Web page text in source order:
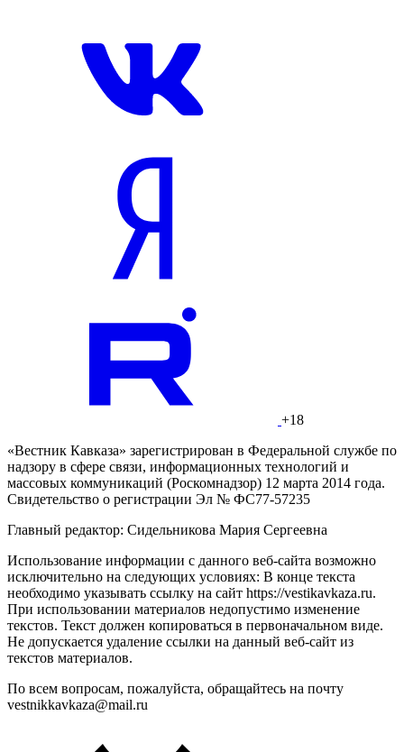
+18
«Вестник Кавказа» зарегистрирован в Федеральной службе по
надзору в сфере связи, информационных технологий и
массовых коммуникаций (Роскомнадзор) 12 марта 2014 года.
Свидетельство о регистрации Эл № ФС77-57235
Главный редактор: Сидельникова Мария Сергеевна
Использование информации с данного веб-сайта возможно
исключительно на следующих условиях: В конце текста
необходимо указывать ссылку на сайт https://vestikavkaza.ru.
При использовании материалов недопустимо изменение
текстов. Текст должен копироваться в первоначальном виде.
Не допускается удаление ссылки на данный веб-сайт из
текстов материалов.
По всем вопросам, пожалуйста, обращайтесь на почту
vestnikkavkaza@mail.ru